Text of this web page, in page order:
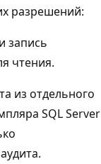
разрешений:
запись
чтения.
из отдельного
SQL Server